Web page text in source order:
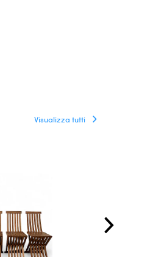
Visualizza tutti